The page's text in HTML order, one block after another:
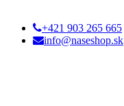
+421 903 265 665
info@naseshop.sk